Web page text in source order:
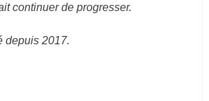
continuer de progresser.
depuis 2017.